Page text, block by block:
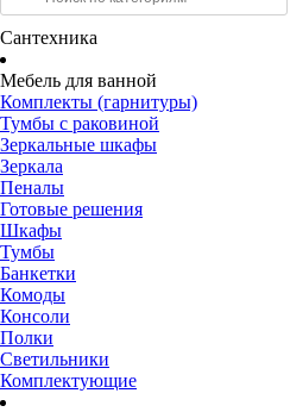
Сантехника
Мебель для ванной
Комплекты (гарнитуры)
Тумбы с раковиной
Зеркальные шкафы
Зеркала
Пеналы
Готовые решения
Шкафы
Тумбы
Банкетки
Комоды
Консоли
Полки
Светильники
Комплектующие